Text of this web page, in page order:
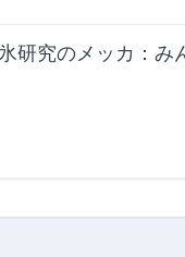
研究のメッカ：み